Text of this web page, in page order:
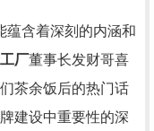
蕴含着深刻的内涵和
厂董事长发财哥喜
茶余饭后的热门话
建设中重要性的深